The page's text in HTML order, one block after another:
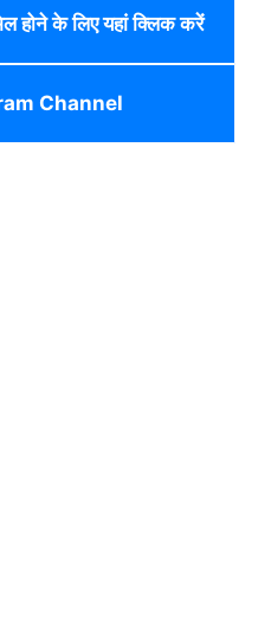
होने के लिए यहां क्लिक करें
Channel